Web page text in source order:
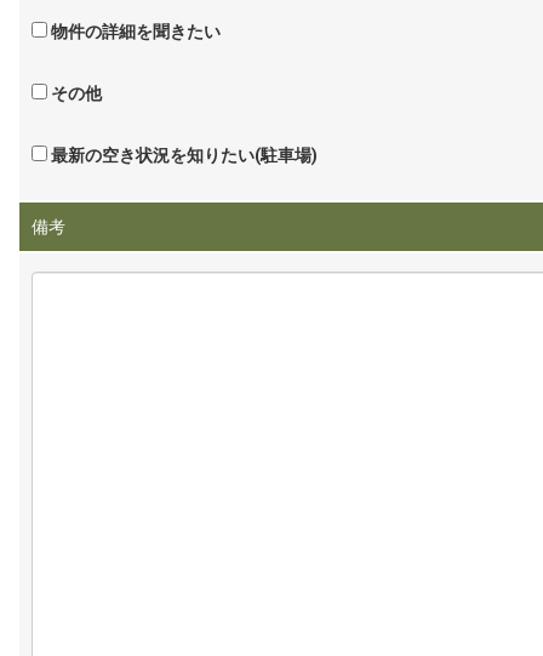
物件の詳細を聞きたい
その他
最新の空き状況を知りたい(駐車場)
備考